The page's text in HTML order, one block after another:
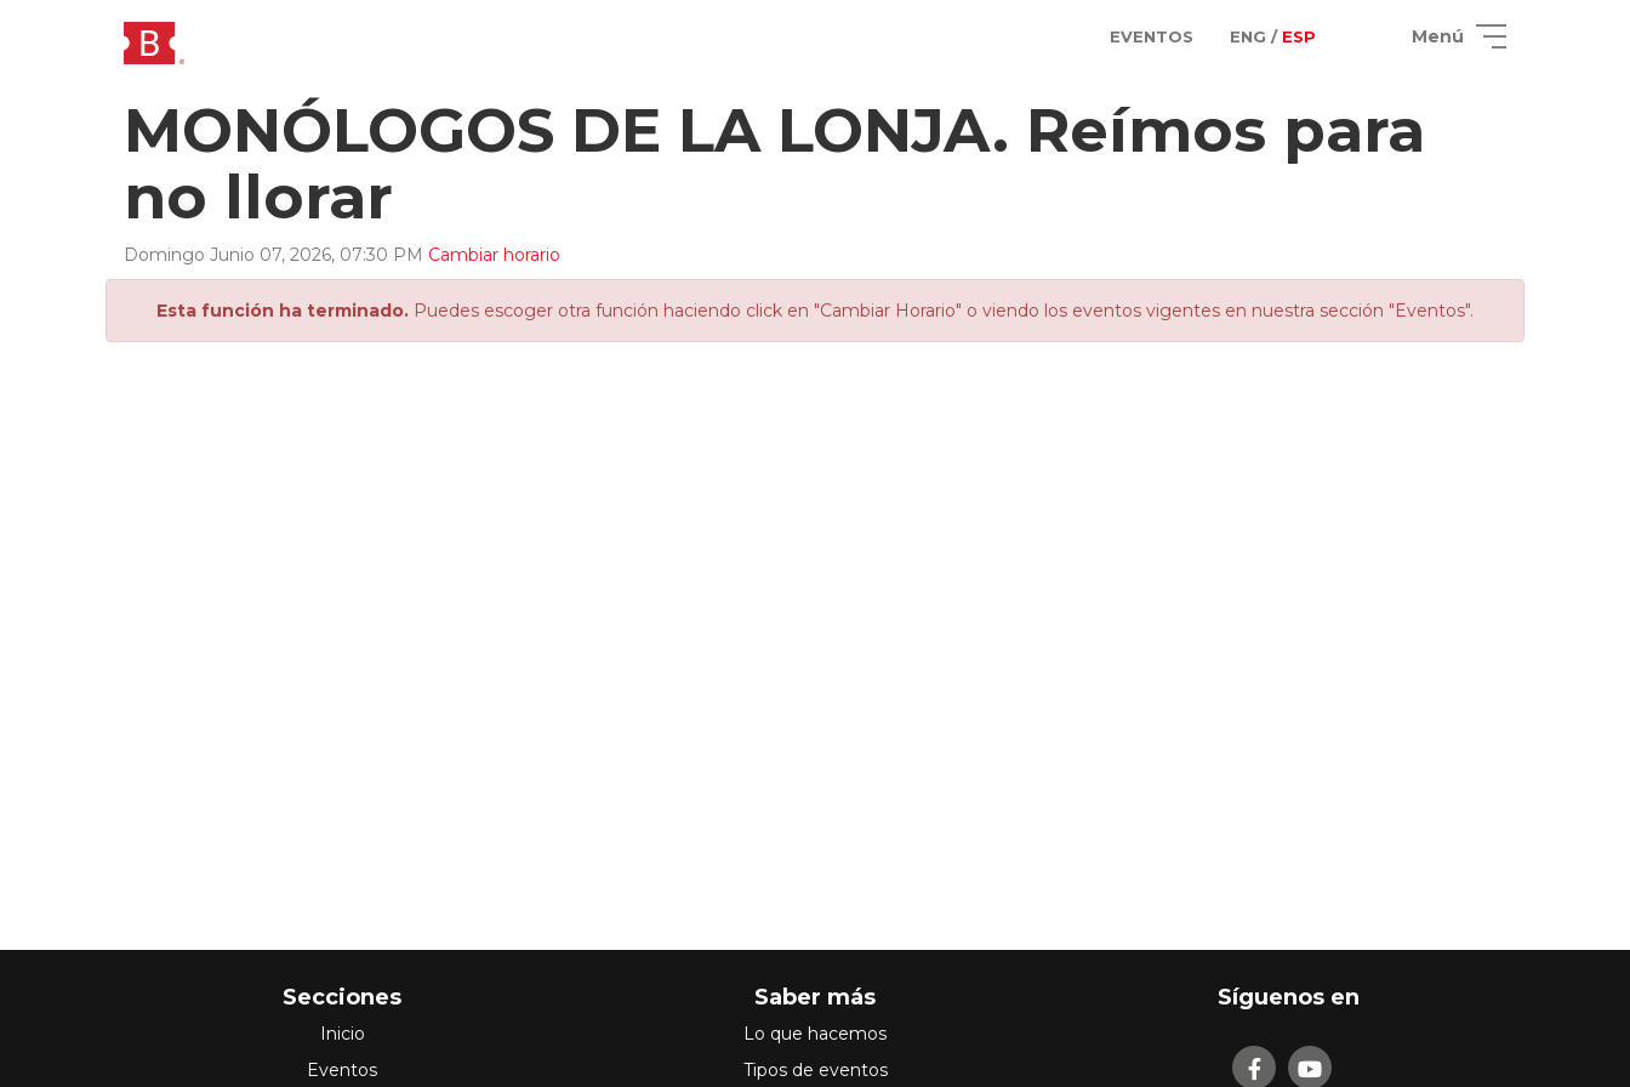
EVENTOS ENG / ESP Menú
MONÓLOGOS DE LA LONJA. Reímos para
no llorar
Domingo Junio 07, 2026, 07:30 PM Cambiar horario
Esta función ha terminado. Puedes escoger otra función haciendo click en "Cambiar Horario" o viendo los eventos vigentes en nuestra sección "Eventos".
Secciones
Inicio
Eventos
Saber más
Lo que hacemos
Tipos de eventos
Síguenos en